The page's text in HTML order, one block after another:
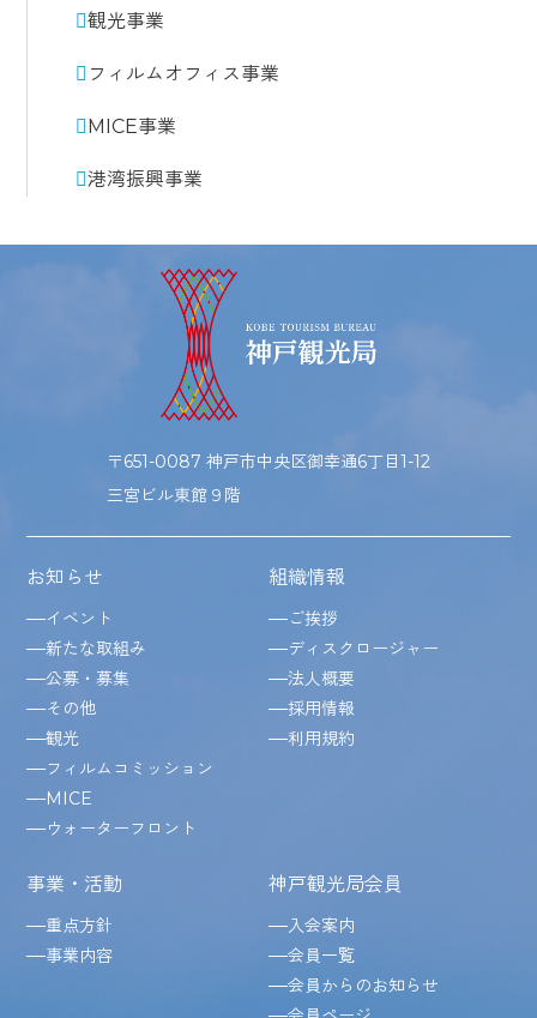
観光事業
フィルムオフィス事業
MICE事業
港湾振興事業
〒651-0087 神戸市中央区御幸通6丁目1-12
三宮ビル東館９階
お知らせ
イベント
新たな取組み
公募・募集
その他
観光
フィルムコミッション
MICE
ウォーターフロント
組織情報
ご挨拶
ディスクロージャー
法人概要
採用情報
利用規約
事業・活動
重点方針
事業内容
神戸観光局会員
入会案内
会員一覧
会員からのお知らせ